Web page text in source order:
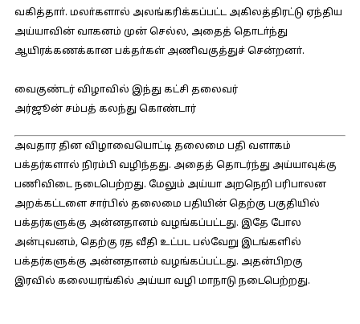
வகித்தாா். மலா்களால் அலங்கரிக்கப்பட்ட அகிலத்திரட்டு ஏந்திய
அய்யாவின் வாகனம் முன் செல்ல, அதைத் தொடா்ந்து
ஆயிரக்கணக்கான பக்தா்கள் அணிவகுத்துச் சென்றனா்.
வைகுண்டர் விழாவில் இந்து கட்சி தலைவர்
அர்ஜூன் சம்பத் கலந்து கொண்டார்
அவதார தின விழாவையொட்டி தலைமை பதி வளாகம்
பக்தர்களால் நிரம்பி வழிந்தது. அதைத் தொடர்ந்து அய்யாவுக்கு
பணிவிடை நடைபெற்றது. மேலும் அய்யா அறநெறி பரிபாலன
அறக்கட்டளை சார்பில் தலைமை பதியின் தெற்கு பகுதியில்
பக்தர்களுக்கு அன்னதானம் வழங்கப்பட்டது. இதே போல
அன்புவனம், தெற்கு ரத வீதி உட்பட பல்வேறு இடங்களில்
பக்தர்களுக்கு அன்னதானம் வழங்கப்பட்டது. அதன்பிறகு
இரவில் கலையரங்கில் அய்யா வழி மாநாடு நடைபெற்றது.